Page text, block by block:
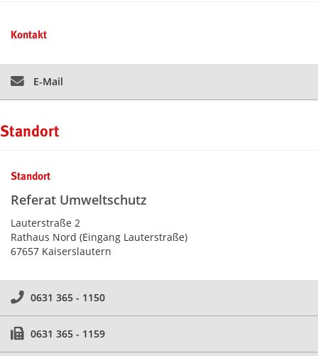
Kontakt
E-Mail
Standort
Standort
Referat Umweltschutz
Lauterstraße 2
Rathaus Nord (Eingang Lauterstraße)
67657 Kaiserslautern
0631 365 - 1150
0631 365 - 1159